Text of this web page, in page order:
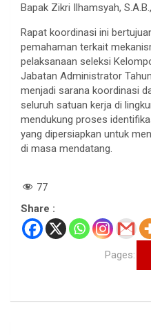
Bapak Zikri Ilhamsyah,
Rapat koordinasi ini
pemahaman terkait
pelaksanaan seleksi
Jabatan Administrator
menjadi sarana koordinasi
seluruh satuan kerja di
mendukung proses
yang dipersiapkan untuk
di masa mendatang.
77
Share :
Pages: